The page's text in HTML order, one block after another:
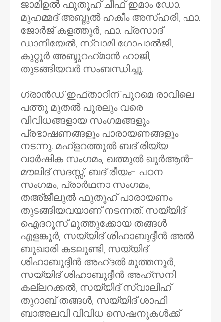
ജാമിഉല്‍ ഫുതൂഹ് ചീഫ് ഇമാം ഡോ.
മുഹമ്മദ് അബ്ദുല്‍ ഹകീം അസ്ഹരി, ഫാ.
ജോര്‍ജ് കളത്തൂര്‍, ഫാ. പ്രസാദ്
ഡാനിയേല്‍, സ്വാമി ഗോപാല്‍ജി,
കുറ്റൂര്‍ അബ്ദുറഹ്‌മാന്‍ ഹാജി,
തുടങ്ങിയവര്‍ സംബന്ധിച്ചു.
ഗ്രാന്‍ഡ് ഇഫ്താറിന് പുറമെ രാവിലെ
പത്തു മുതല്‍ പുരലും വരെ
വിവിധങ്ങളായ സംഗമങ്ങളും
പ്രഭാഷണങ്ങളും പാരായണങ്ങളും
നടന്നു. മഹ്ളറത്തുല്‍ ബദ് രിയ്യ
വാര്‍ഷിക സംഗമം, ഖത്മുല്‍ ഖുര്‍ആന്‍-
മൗലിദ് സദസ്സ്, ബദ് രീയം- പഠന
സംഗമം, പ്രാര്‍ഥനാ സംഗമം,
തഅ്ജീലുല്‍ ഫുതൂഹ് പാരായണം
തുടങ്ങിയവയാണ് നടന്നത്. സയ്യിദ്
ഐദറൂസ് മുത്തുക്കോയ തങ്ങള്‍
എളങ്കൂര്‍, സയ്യിദ് ശിഹാബുദ്ദീന്‍ അല്‍
ബുഖാരി കടലുണ്ടി, സയ്യിദ്
ശിഹാബുദ്ദീന്‍ അഹ്ദല്‍ മുത്തനൂര്‍,
സയ്യിദ് ശിഹാബുദ്ദീന്‍ അഹ്സനി
കല്ലറക്കല്‍, സയ്യിദ് സ്വാലിഹ്
തുറാബ് തങ്ങള്‍, സയ്യിദ് ശാഫി
ബാഅലവി വിവിധ സെഷനുകള്‍ക്ക്